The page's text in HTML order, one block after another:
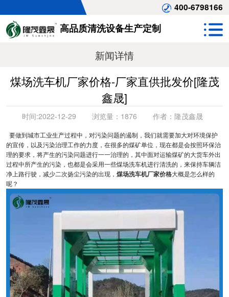
400-6798166
高品质清洗设备生产定制
新闻详情
煤场洗车机厂家价格-厂家直供批发价[隆茂
鑫晟]
时间:2022-12-29 浏览量： 1876 作者： 隆茂鑫晟
要做到城市工业生产过程中，对污染问题的遏制，我们就需要加大对环境保护
的宣传，以及污染治理工作的力度，在很多的煤矿单位，现在都是会按照环保治
理的要求，将产生的污染问题进行一一治理的，其中面对运输煤矿的大货车外出
过程中所产生的污染，也都是会采用一些煤场洗车机进行清洗的，来保持车辆洁
净上路行驶，减少二次扬尘污染的出现， 煤场洗车机厂家价格大概是怎么样的
呢？